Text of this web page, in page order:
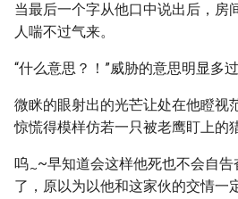
当最后一个字从他口中说出后，房
人喘不过气来。
“什么意思？！”威胁的意思明显多过
微眯的眼射出的光芒让处在他瞪视
惊慌得模样仿若一只被老鹰盯上的
呜~~早知道会这样他死也不会自
了，原以为以他和这家伙的交情一